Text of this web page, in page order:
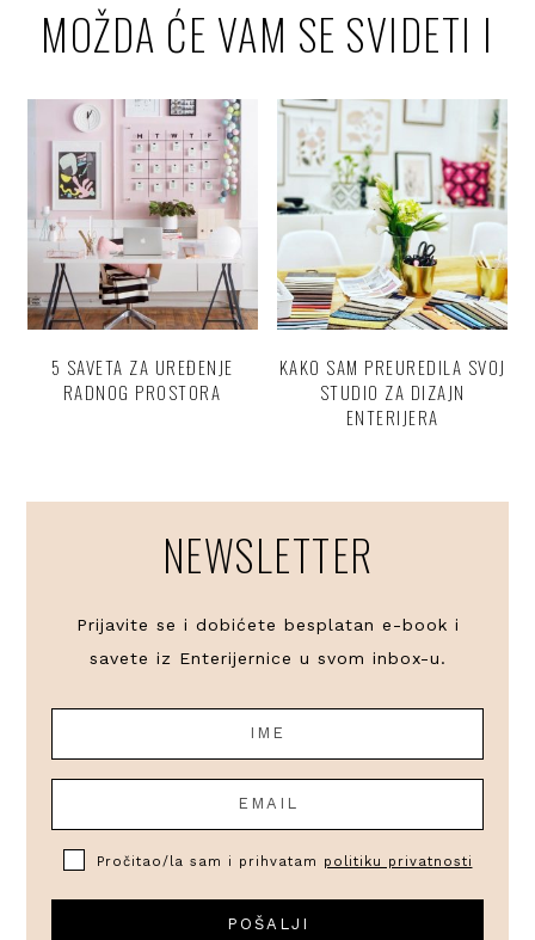
MOŽDA ĆE VAM SE SVIDETI I
5 SAVETA ZA UREĐENJE
RADNOG PROSTORA
KAKO SAM PREUREDILA SVOJ
STUDIO ZA DIZAJN
ENTERIJERA
NEWSLETTER
Prijavite se i dobićete besplatan e-book i
savete iz Enterijernice u svom inbox-u.
Pročitao/la sam i prihvatam politiku privatnosti